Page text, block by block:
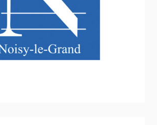
Ville de Noisy-le-Grand
Sport - Loisirs - Jeunesse